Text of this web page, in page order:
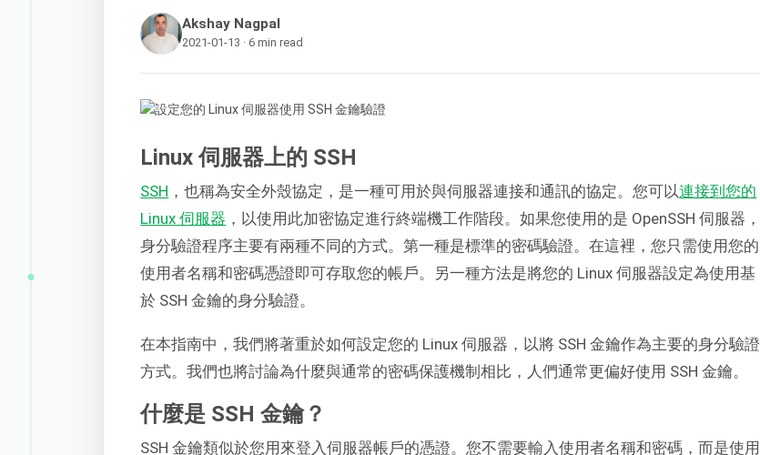
Akshay Nagpal
2021-01-13 · 6 min read
Linux 伺服器上的 SSH
SSH ，也稱為安全外殼協定，是一種可用於與伺服器連接和通訊的協定。您可以連接到您的
Linux 伺服器 ，以使用此加密協定進行終端機工作階段。如果您使用的是 OpenSSH 伺服器，
身分驗證程序主要有兩種不同的方式。第一種是標準的密碼驗證。在這裡，您只需使用您的
使用者名稱和密碼憑證即可存取您的帳戶。另一種方法是將您的 Linux 伺服器設定為使用基
於 SSH 金鑰的身分驗證。
在本指南中，我們將著重於如何設定您的 Linux 伺服器，以將 SSH 金鑰作為主要的身分驗證
方式。我們也將討論為什麼與通常的密碼保護機制相比，人們通常更偏好使用 SSH 金鑰。
什麼是 SSH 金鑰？
SSH 金鑰類似於您用來登入伺服器帳戶的憑證。您不需要輸入使用者名稱和密碼，而是使用